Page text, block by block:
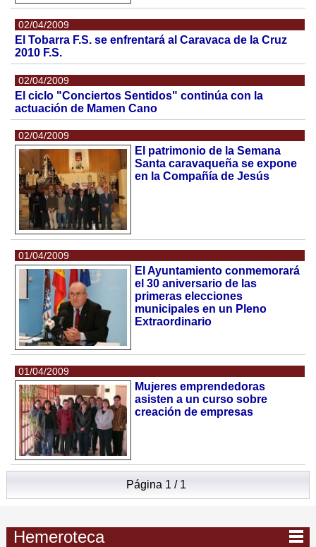
02/04/2009
El Tobarra F.S. se enfrentará al Caravaca de la Cruz
2010 F.S.
02/04/2009
El ciclo "Conciertos Sentidos" continúa con la
actuación de Mamen Cano
02/04/2009
El patrimonio de la Semana
Santa caravaqueña se expone
en la Compañía de Jesús
01/04/2009
El Ayuntamiento conmemorará
el 30 aniversario de las
primeras elecciones
municipales en un Pleno
Extraordinario
01/04/2009
Mujeres emprendedoras
asisten a un curso sobre
creación de empresas
Página 1 / 1
Hemeroteca